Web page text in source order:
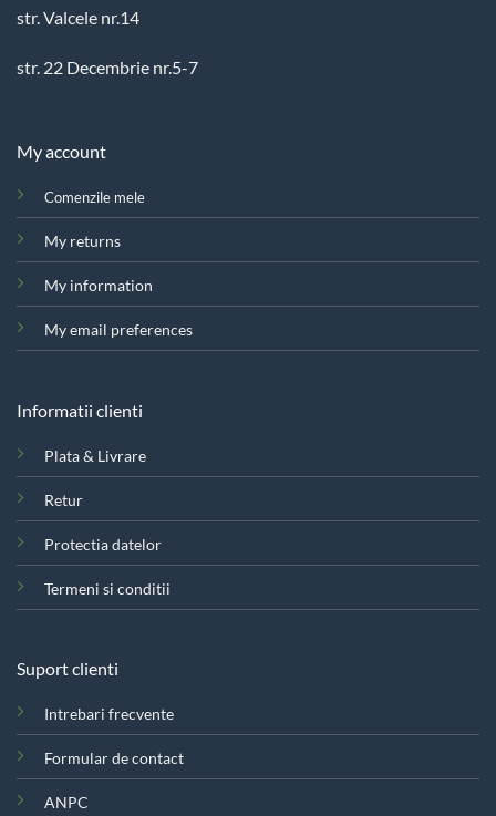
str. Valcele nr.14
str. 22 Decembrie nr.5-7
My account
Comenzile mele
My returns
My information
My email preferences
Informatii clienti
Plata & Livrare
Retur
Protectia datelor
Termeni si conditii
Suport clienti
Intrebari frecvente
Formular de contact
ANPC